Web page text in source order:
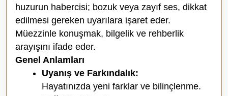
huzurun habercisi; bozuk veya zayıf ses, dikkat
edilmesi gereken uyarılara işaret eder.
Müezzinle konuşmak, bilgelik ve rehberlik
arayışını ifade eder.
Genel Anlamları
Uyanış ve Farkındalık:
Hayatınızda yeni farklar ve bilinçlenme.